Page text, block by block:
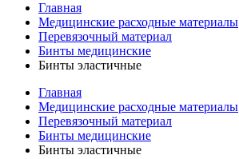
Главная
Медицинские расходные материалы
Перевязочный материал
Бинты медицинские
Бинты эластичные
Главная
Медицинские расходные материалы
Перевязочный материал
Бинты медицинские
Бинты эластичные